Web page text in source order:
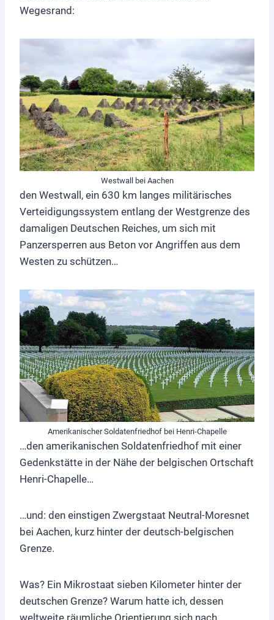
Wegesrand:
Westwall bei Aachen
den Westwall, ein 630 km langes militärisches
Verteidigungssystem entlang der Westgrenze des
damaligen Deutschen Reiches, um sich mit
Panzersperren aus Beton vor Angriffen aus dem
Westen zu schützen…
Amerikanischer Soldatenfriedhof bei Henri-Chapelle
…den amerikanischen Soldatenfriedhof mit einer
Gedenkstätte in der Nähe der belgischen Ortschaft
Henri-Chapelle…
…und: den einstigen Zwergstaat Neutral-Moresnet
bei Aachen, kurz hinter der deutsch-belgischen
Grenze.
Was? Ein Mikrostaat sieben Kilometer hinter der
deutschen Grenze? Warum hatte ich, dessen